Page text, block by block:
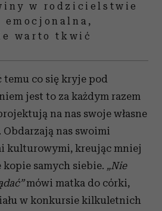
w rodzicielstwie
emocjonalna,
warto tkwić
temu co się kryje pod
jest to za każdym razem
na nas swoje własne
nas swoimi
kulturowymi, kreując mniej
samych siebie. „Nie
mówi matka do córki,
w konkursie kilkuletnich